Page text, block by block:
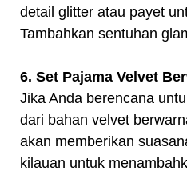
detail glitter atau payet
Tambahkan sentuhan
6. Set Pajama Velvet
Jika Anda berencana
dari bahan velvet
akan memberikan
kilauan untuk